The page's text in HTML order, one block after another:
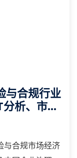
与合规行业
析、市场
与合规市场经济